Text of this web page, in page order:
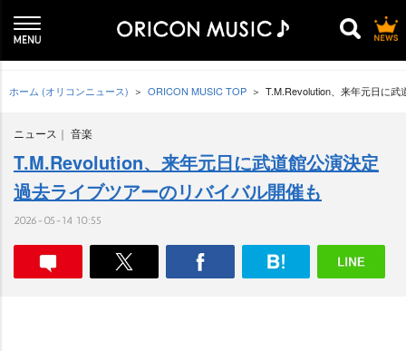
ホーム (オリコンニュース) ORICON MUSIC TOP T.M.Revolution、来年元日に
ニュース 音楽
T.M.Revolution、来年元日に武道館公演決定
過去ライブツアーのリバイバル開催も
2026-05-14 10:55